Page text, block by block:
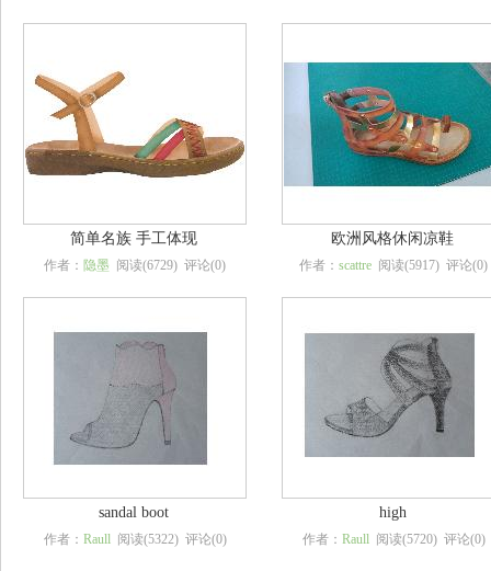
简单名族 手工体现
作者： 隐墨 阅读(6729) 评论(0)
欧洲风格休闲凉鞋
作者： scattre 阅读(5917) 评论(0)
sandal boot
作者： Raull阅读(5322) 评论(0)
high
作者： Raull阅读(5720) 评论(0)